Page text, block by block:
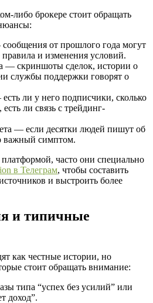
либо брокере стоит обращать
от прошлого года могут
и изменения условий.
— скриншоты сделок, истории о
службы поддержки говорят о
ли у него подписчики, сколько
ли связь с трейдинг-
— если десятки людей пишут об
важный симптом.
часто они специально
в Телеграм, чтобы составить
и выстроить более
и типичные
как честные истории, но
стоит обращать внимание:
типа “успех без усилий” или
доход”.